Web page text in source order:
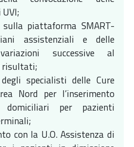
sulla piattaforma SMART-
assistenziali e delle
successive al
risultati;
specialisti delle Cure
Nord per l’inserimento
per pazienti
con la U.O. Assistenza di